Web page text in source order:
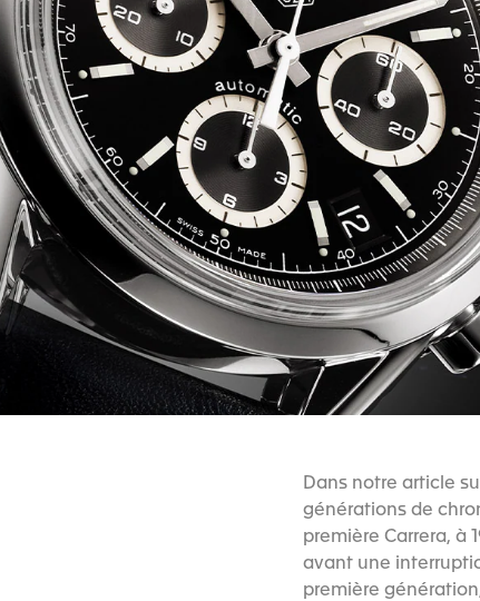
Dans notre article
générations de
première Carrera, à
avant une
première